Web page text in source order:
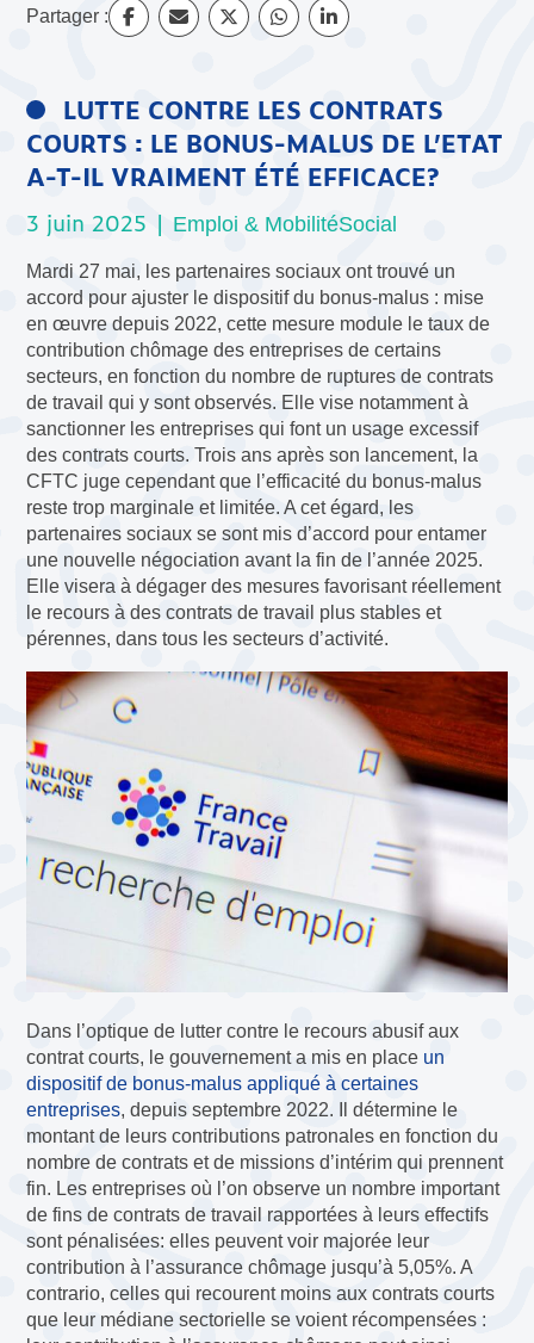
Partager :
LUTTE CONTRE LES CONTRATS
COURTS : LE BONUS-MALUS DE L’ETAT
A-T-IL VRAIMENT ÉTÉ EFFICACE?
3 juin 2025 | Emploi & MobilitéSocial
Mardi 27 mai, les partenaires sociaux ont trouvé un
accord pour ajuster le dispositif du bonus-malus : mise
en œuvre depuis 2022, cette mesure module le taux de
contribution chômage des entreprises de certains
secteurs, en fonction du nombre de ruptures de contrats
de travail qui y sont observés. Elle vise notamment à
sanctionner les entreprises qui font un usage excessif
des contrats courts. Trois ans après son lancement, la
CFTC juge cependant que l’efficacité du bonus-malus
reste trop marginale et limitée. A cet égard, les
partenaires sociaux se sont mis d’accord pour entamer
une nouvelle négociation avant la fin de l’année 2025.
Elle visera à dégager des mesures favorisant réellement
le recours à des contrats de travail plus stables et
pérennes, dans tous les secteurs d’activité.
Dans l’optique de lutter contre le recours abusif aux
contrat courts, le gouvernement a mis en place un
dispositif de bonus-malus appliqué à certaines
entreprises, depuis septembre 2022. Il détermine le
montant de leurs contributions patronales en fonction du
nombre de contrats et de missions d’intérim qui prennent
fin. Les entreprises où l’on observe un nombre important
de fins de contrats de travail rapportées à leurs effectifs
sont pénalisées: elles peuvent voir majorée leur
contribution à l’assurance chômage jusqu’à 5,05%. A
contrario, celles qui recourent moins aux contrats courts
que leur médiane sectorielle se voient récompensées :